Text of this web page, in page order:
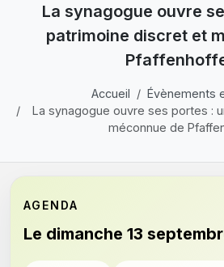
La synagogue ouvre
patrimoine discret et
Accueil
Évènements
La synagogue ouvre ses portes :
méconnue de
AGENDA
Le dimanche 13